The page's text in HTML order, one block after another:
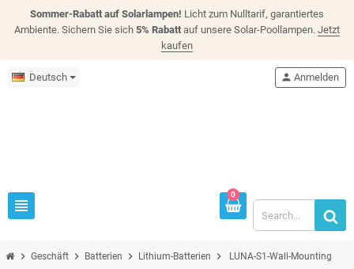
Sommer-Rabatt auf Solarlampen! Licht zum Nulltarif, garantiertes
Ambiente. Sichern Sie sich 5% Rabatt auf unsere Solar-Poollampen. Jetzt
kaufen
Deutsch
view_headline
person Anmelden
0
chevron_right Geschäft chevron_right Batterien chevron_right Lithium-Batterien chevron_right LUNA-S1-Wall-Mounting